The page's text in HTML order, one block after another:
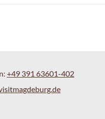
+49 391 63601-402